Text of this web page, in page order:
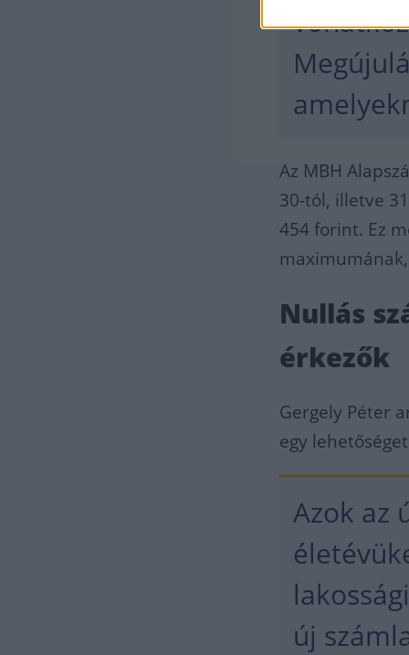
Az MBH
30-tól, illetve
454 forint. Ez
Nullás
érkezők
Gergely Péter
egy
Azok az
új